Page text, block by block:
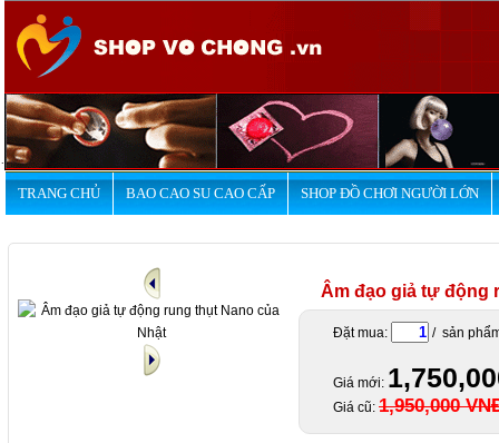
TRANG CHỦ BAO CAO SU CAO CẤP SHOP ĐỒ CHƠI NGƯỜI LỚN
Âm đạo giả tự động
Đặt mua: / sản
Giá mới:
Giá cũ: 1,950,000